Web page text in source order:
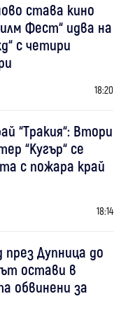
става кино
Фест“ идва на
с четири
18:20
“Тракия“: Втори
“Кугър“ се
с пожара край
18:14
Дупница до
остави в
обвинени за